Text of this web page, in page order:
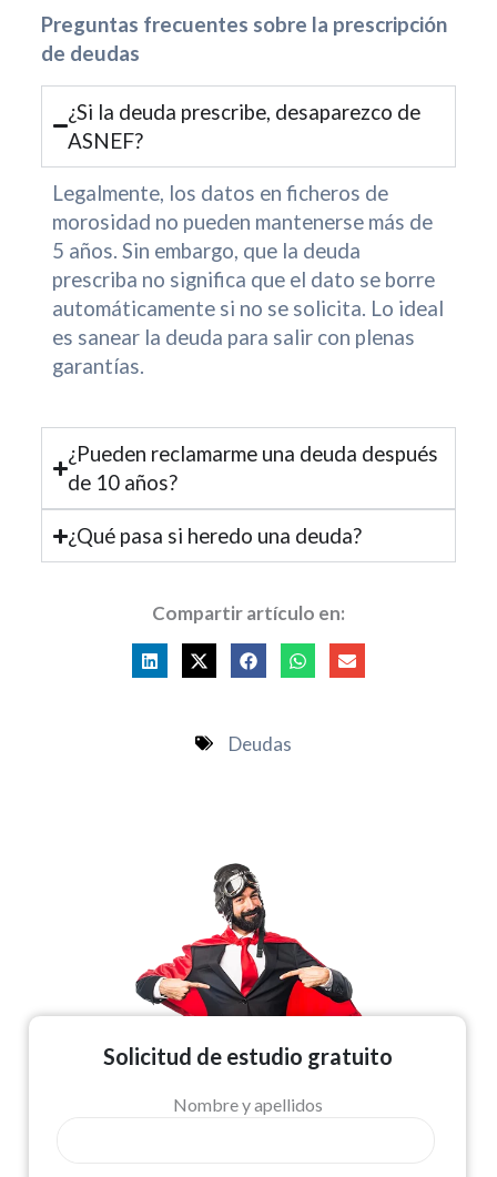
Preguntas frecuentes sobre la prescripción
de deudas
¿Si la deuda prescribe, desaparezco de
ASNEF?
Legalmente, los datos en ficheros de
morosidad no pueden mantenerse más de
5 años. Sin embargo, que la deuda
prescriba no significa que el dato se borre
automáticamente si no se solicita. Lo ideal
es sanear la deuda para salir con plenas
garantías.
¿Pueden reclamarme una deuda después
de 10 años?
¿Qué pasa si heredo una deuda?
Compartir artículo en:
Deudas
Solicitud de estudio gratuito
Nombre y apellidos